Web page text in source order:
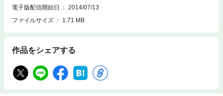
電子版配信開始日
2014/07/13
ファイルサイズ
1.71 MB
作品をシェアする